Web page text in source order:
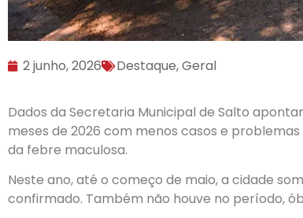
2 junho, 2026 Destaque,Geral
Dados da Secretaria Municipal de Salto
meses de 2026 com menos casos e
da febre maculosa.
Neste ano, até o começo de maio, a cidade
confirmado. Também não houve no período,